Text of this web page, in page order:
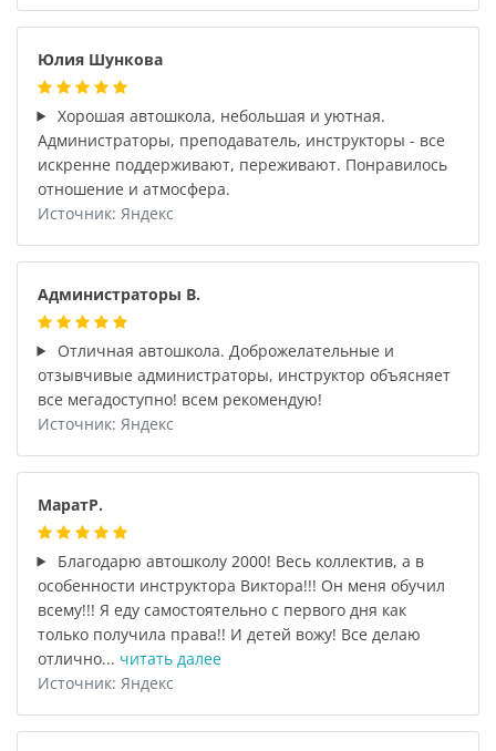
Юлия Шункова
Хорошая автошкола, небольшая и уютная.
Администраторы, преподаватель, инструкторы - все
искренне поддерживают, переживают. Понравилось
отношение и атмосфера.
Источник: Яндекс
Администраторы В.
Отличная автошкола. Доброжелательные и
отзывчивые администраторы, инструктор объясняет
все мегадоступно! всем рекомендую!
Источник: Яндекс
МаратР.
Благодарю автошколу 2000! Весь коллектив, а в
особенности инструктора Виктора!!! Он меня обучил
всему!!! Я еду самостоятельно с первого дня как
только получила права!! И детей вожу! Все делаю
отлично... читать далее
Источник: Яндекс